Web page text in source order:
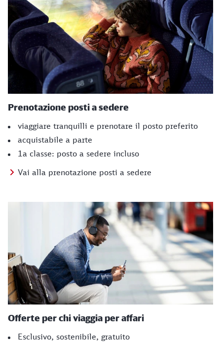
Prenotazione posti a sedere
viaggiare tranquilli e prenotare il posto preferito
acquistabile a parte
1a classe: posto a sedere incluso
Vai alla prenotazione posti a sedere
Offerte per chi viaggia per affari
Esclusivo, sostenibile, gratuito